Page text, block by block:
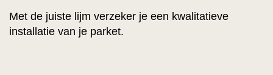
Met de juiste lijm verzeker je een kwalitatieve
installatie van je parket.